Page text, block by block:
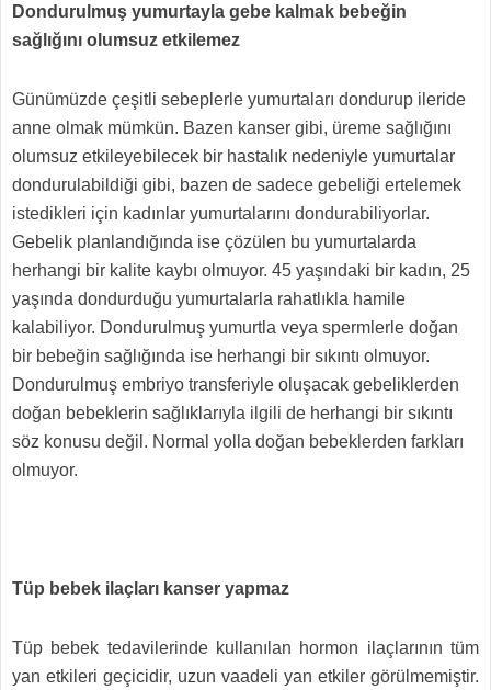
Dondurulmuş yumurtayla gebe kalmak bebeğin
sağlığını olumsuz etkilemez
Günümüzde çeşitli sebeplerle yumurtaları dondurup ileride
anne olmak mümkün. Bazen kanser gibi, üreme sağlığını
olumsuz etkileyebilecek bir hastalık nedeniyle yumurtalar
dondurulabildiği gibi, bazen de sadece gebeliği ertelemek
istedikleri için kadınlar yumurtalarını dondurabiliyorlar.
Gebelik planlandığında ise çözülen bu yumurtalarda
herhangi bir kalite kaybı olmuyor. 45 yaşındaki bir kadın, 25
yaşında dondurduğu yumurtalarla rahatlıkla hamile
kalabiliyor. Dondurulmuş yumurtla veya spermlerle doğan
bir bebeğin sağlığında ise herhangi bir sıkıntı olmuyor.
Dondurulmuş embriyo transferiyle oluşacak gebeliklerden
doğan bebeklerin sağlıklarıyla ilgili de herhangi bir sıkıntı
söz konusu değil. Normal yolla doğan bebeklerden farkları
olmuyor.
Tüp bebek ilaçları kanser yapmaz
Tüp bebek tedavilerinde kullanılan hormon ilaçlarının tüm
yan etkileri geçicidir, uzun vaadeli yan etkiler görülmemiştir.